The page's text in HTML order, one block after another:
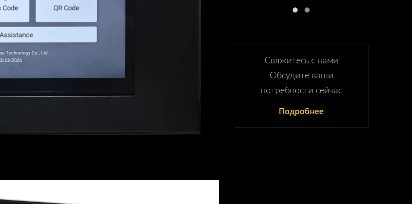
Свяжитесь с нами
Обсудите ваши
потребности сейчас
Подробнее